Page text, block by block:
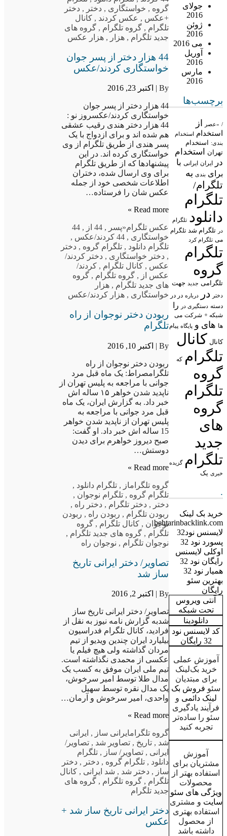
جولای
2016
ژوئن
2016
می 2016
آوریل
2016
مارس
2016
برچسب‌ها
/ «عصر از
استخدام استخدام
بندی: استخدام
تهران
استخدام
در
ایران ایرانی با
برای بندی به
تلگرام/
تلگرام
دانلود تلگرام
در تلگرام شد تلگرام
می تلگرام کرد
تلگرام
گروه
تلگرامی جدید جهت
دختر در درباره در در
دسته دستگیری در را
شبکه + شرکت می
ها های و پایگاه پیام
کانال کانال
تلگرام که
گروه
تلگرام
گروه
های
جدید
تلگرام گزیده
خبری یک
.
خرید بک لینک
behtarinbacklink.com
لایسنس نود32
پسورد نود 32
اوکلی لایسنس
رایگان نود 32
همیار نود 32
بهترین سئو
رایگان
آنتی ویروس
تحت شبکه
دانلودینا
کد لایسنس نود
32 رایگان
آموزش عملی
خرید بک‌لینک
برای مبتدیان
سئو فروش بک
لینک دائمی و
فرآیند یادگیری
سئو را ساده‌تر
تجربه کنید
آموزش
مشتریان برای
استفاده بهتر از
محصولات
ویژگی های سئو
سایت و مشتری
استفاده بهتری
از محصول
داشته باشد
گروه , خواستگاری , دختر , دختر
+عکس , عکس کردند , کانال
تلگرام , گروه تلگرام , گروه های
جدید تلگرام , هزار , هزار عکس
44 هزار دختر از پسر جوان
خواستگاری کردند/عکس
By | اکتبر 23, 2016
44 هزار دختر از پسر جوان
خواستگاری کردند/عکسروز نو :
44 هزار دختر هندی رقیب عشقی
هم شده اند و برای ازدواج با یک
پسر هندی از طریق تلگرام از وی
خواستگاری کرده اند. در این
پیشنهادها که از طریق تلگرام
برای وی ارسال شده، دختران
اطلاعات شخصی خود از جمله
عکس شان را فرستاده…
Read more »
عکس تلگرام«پسر , 44 از ,
44
خواستگاری , 44 کردند/عکس
,
تلگرام دانلود , تلگرام گروه , دختر
, دختر خواستگاری , دختر کردند/
عکس , کانال تلگرام , کردند/
عکس از , گروه تلگرام , گروه
های جدید تلگرام , هزار
خواستگاری , هزار کردند/عکس
ربودن دختر نوجوان از راه
تلگرام
By | اکتبر 10, 2016
ربودن دختر نوجوان از راه
تلگرامصراط: یک ماه قبل مرد
جوانی با مراجعه به پلیس تهران از
ناپدید شدن خواهر ۱۵ ساله اش
خبر داد. به گزارش ایران، یک ماه
قبل مرد جوانی با مراجعه به
پلیس تهران از ناپدید شدن خواهر
15 ساله اش خبر داد. او گفت:
صبح دیروز خواهرم برای دیدن
دوستش…
Read more »
گروه تلگراماز , تلگرام دانلود ,
تلگرام گروه , تلگرام نوجوان ,
دختر , دختر تلگرام , دختر راه ,
ربودن تلگرام , ربودن راه , ربودن
نوجوان , کانال تلگرام , گروه
تلگرام , گروه های جدید تلگرام ,
نوجوان تلگرام , نوجوان راه
تصاویر/ دختر ایرانی تاریخ
ساز شد
By | اکتبر 2, 2016
تصاویر/ دختر ایرانی تاریخ ساز
شدبه گزارش نامه نیوز به نقل از
فرادید، کانال تلگرام فدراسیون
بیلیارد ایران چندین ویدیو از تیم
مردان گذاشته ولی هیچ فیلم یا
عکسی از محمدی نگذاشته است.
تیم ملی ایران موفق به کسب یک
مدال طلا توسط امیر سرخوش،
یک مدال نقره توسط سهیل
واحدی، امیر سرخوش و آرمان…
Read more »
گروه تلگرامایرانی ساز , ایرانی
شد , تاریخ , تصاویر شد , تصاویر/
ایرانی , تصاویر/ ساز , تلگرام
دانلود , تلگرام گروه , دختر , دختر
ساز , دختر شد , شد ایرانی , کانال
تلگرام , گروه تلگرام , گروه های
جدید تلگرام
دختر ایرانی تاریخ ساز شد +
عکس